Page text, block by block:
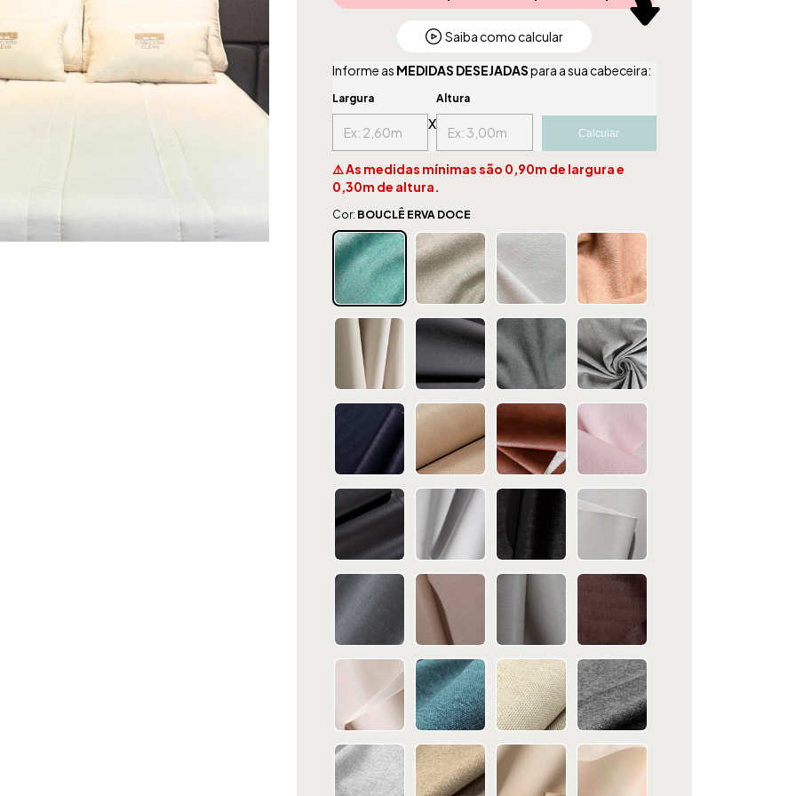
Saiba como calcular
Informe as MEDIDAS DESEJADASpara a sua cabeceira:
Largura
x
Altura
Calcular
⚠️ As medidas mínimas são 0,90m de largura e
0,30m de altura.
Cor: BOUCLÊ ERVA DOCE